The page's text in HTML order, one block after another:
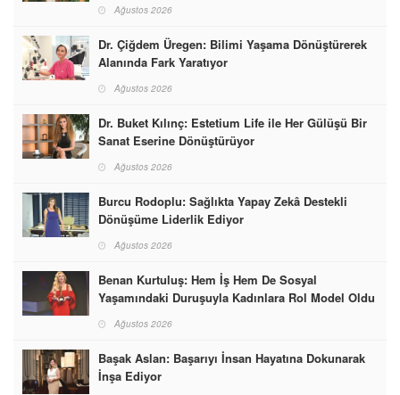
Ağustos 2026
Dr. Çiğdem Üregen: Bilimi Yaşama Dönüştürerek
Alanında Fark Yaratıyor
Ağustos 2026
Dr. Buket Kılınç: Estetium Life ile Her Gülüşü Bir
Sanat Eserine Dönüştürüyor
Ağustos 2026
Burcu Rodoplu: Sağlıkta Yapay Zekâ Destekli
Dönüşüme Liderlik Ediyor
Ağustos 2026
Benan Kurtuluş: Hem İş Hem De Sosyal
Yaşamındaki Duruşuyla Kadınlara Rol Model Oldu
Ağustos 2026
Başak Aslan: Başarıyı İnsan Hayatına Dokunarak
İnşa Ediyor